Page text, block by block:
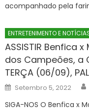
acompanhado pela
ENTRETENIMENTO E
ASSISTIR Benfica
dos Campeões, a
TERÇA (06/09),
Posted
on
Setembro 5, 2022
SIGA-NOS O Benfica x